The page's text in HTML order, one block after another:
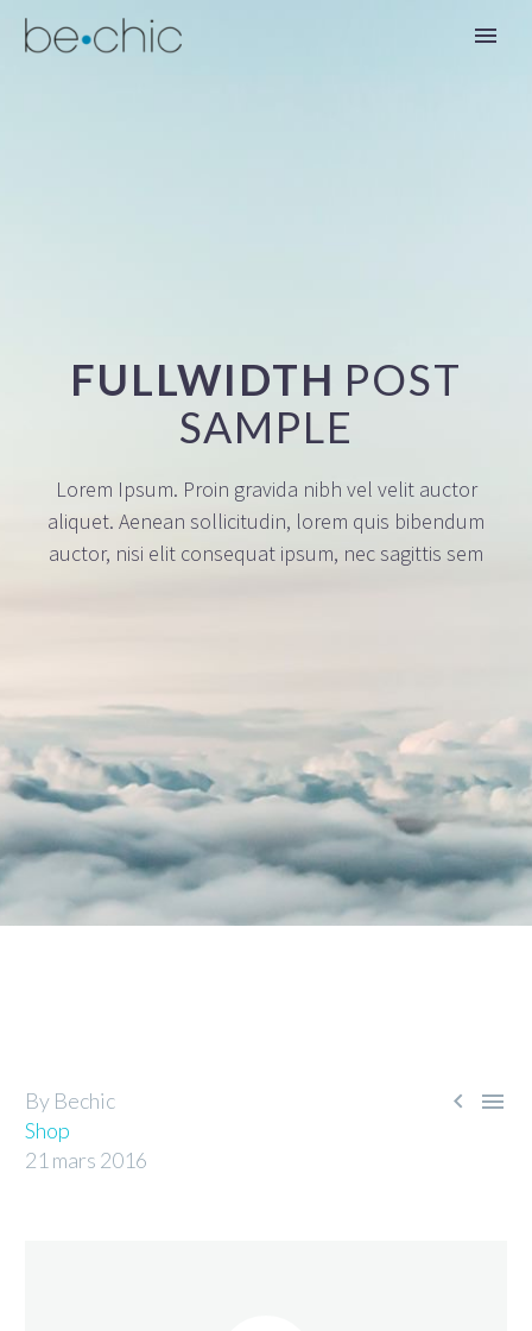
FR
FULLWIDTH POST
SAMPLE
Lorem Ipsum. Proin gravida nibh vel velit auctor
aliquet. Aenean sollicitudin, lorem quis bibendum
auctor, nisi elit consequat ipsum, nec sagittis sem
 
By Bechic
Shop
21 mars 2016